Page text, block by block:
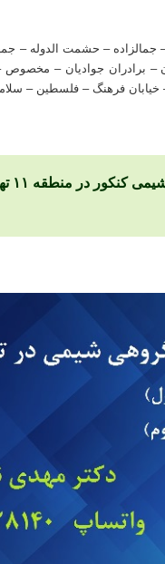
– جمالزاده – حشمت الدوله –
برادران جوادیان – مخصوص
فرهنگ – فلسطین –
در منطقه ۱۱ تهران